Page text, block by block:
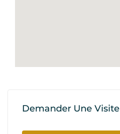
Demander Une Visite